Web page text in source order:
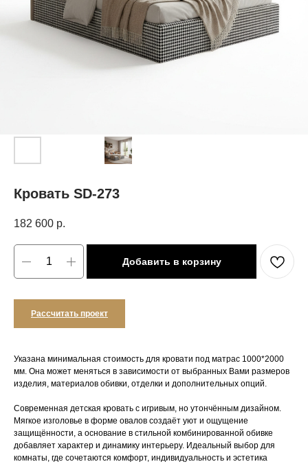
Кровать SD-273
182 600 р.
Добавить в корзину
Рассчитать проект
Указана минимальная стоимость для кровати под матрас 1000*2000
мм. Она может меняться в зависимости от выбранных Вами размеров
изделия, материалов обивки, отделки и дополнительных опций.
Современная детская кровать с игривым, но утончённым дизайном.
Мягкое изголовье в форме овалов создаёт уют и ощущение
защищённости, а основание в стильной комбинированной обивке
добавляет характер и динамику интерьеру. Идеальный выбор для
комнаты, где сочетаются комфорт, индивидуальность и эстетика